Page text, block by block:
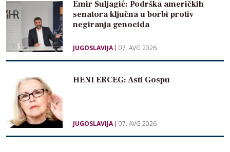
Emir Suljagić: Podrška američkih
senatora ključna u borbi protiv
negiranja genocida
JUGOSLAVIJA 07. AVG 2026
HENI ERCEG: Asti Gospu
JUGOSLAVIJA 07. AVG 2026